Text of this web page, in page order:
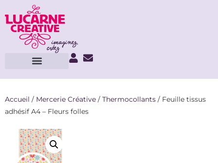
Accueil / Mercerie Créative / Thermocollants / Feuille tissus
adhésif A4 – Fleurs folles